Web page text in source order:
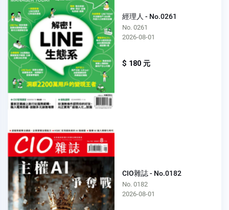
經理人 - No.0261
No. 0261
2026-08-01
$ 180 元
CIO雜誌 - No.0182
No. 0182
2026-08-01